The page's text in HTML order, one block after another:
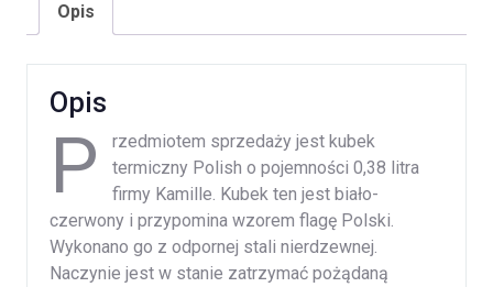
Opis
Opis
P
rzedmiotem sprzedaży jest kubek
termiczny Polish o pojemności 0,38 litra
firmy Kamille. Kubek ten jest biało-
czerwony i przypomina wzorem flagę Polski.
Wykonano go z odpornej stali nierdzewnej.
Naczynie jest w stanie zatrzymać pożądaną